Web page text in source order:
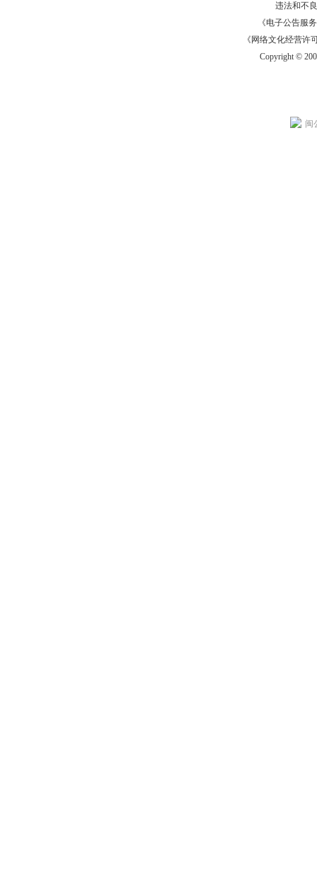
违法和不
《电子公告服务
《网络文化经营许
Copyright ©
闽